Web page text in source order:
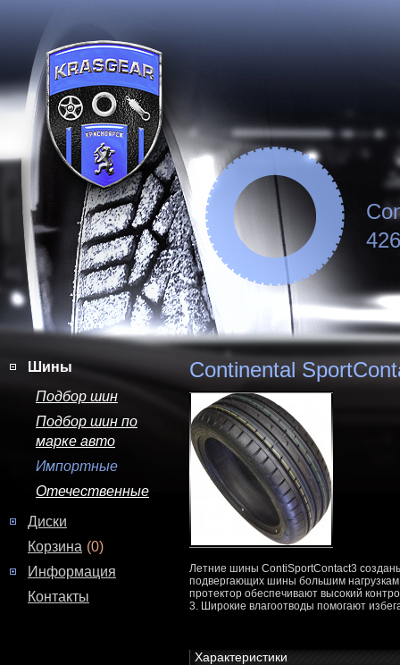
Шины
Подбор шин
Подбор шин по
марке авто
Импортные
Отечественные
Диски
Корзина (0)
Информация
Контакты
Continental
Летние шины ContiSportContact3
подвергающих шины большим
протектор обеспечивают высокий
3. Широкие влагоотводы помогают
Характеристики